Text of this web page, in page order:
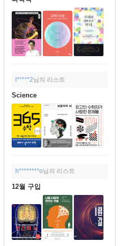
l*****2님의 리스트
Science
h********o님의 리스트
12월 구입